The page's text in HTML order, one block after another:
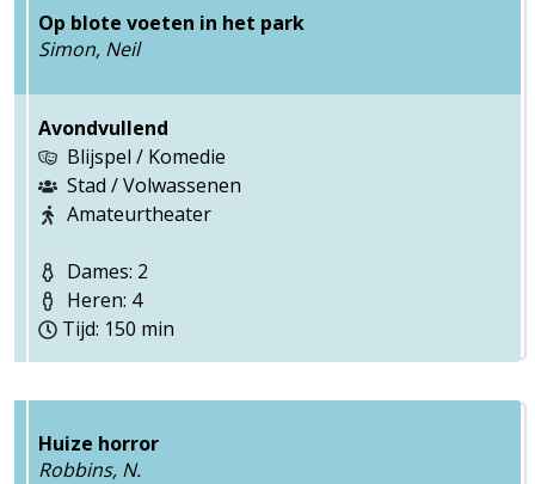
Op blote voeten in het park
Simon, Neil
Avondvullend
Blijspel / Komedie
Stad / Volwassenen
Amateurtheater
Dames: 2
Heren: 4
Tijd: 150 min
Huize horror
Robbins, N.